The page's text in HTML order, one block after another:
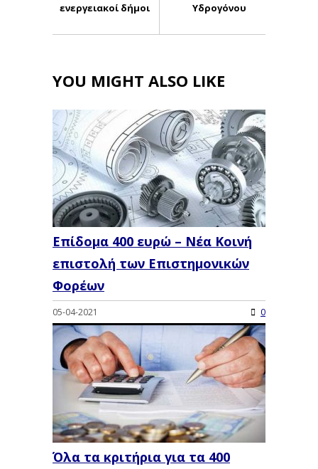
ενεργειακοί δήμοι
Υδρογόνου
YOU MIGHT ALSO LIKE
Επίδομα 400 ευρώ – Νέα Κοινή
επιστολή των Επιστημονικών
Φορέων
05-04-2021 0
Όλα τα κριτήρια για τα 400